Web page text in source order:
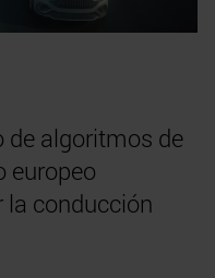
de algoritmos de
europeo
la conducción